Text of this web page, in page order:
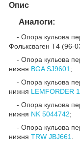
Опис
Аналоги:
- Опора кульова
Фольксваген Т4 (96-
- Опора кульова
нижня BGA SJ9601 ;
- Опора кульова
нижня LEMFORDER
- Опора кульова
нижня NK 5044742;
- Опора кульова
нижня TRW JBJ661